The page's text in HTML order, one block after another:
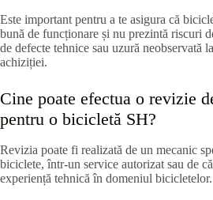
Este important pentru a te asigura că
bună de funcționare și nu prezintă riscuri
de defecte tehnice sau uzură neobservată
achiziției.
Cine poate efectua o revizie
pentru o bicicletă SH?
Revizia poate fi realizată de un mecanic
biciclete, într-un service autorizat sau de
experiență tehnică în domeniul bicicletelor.